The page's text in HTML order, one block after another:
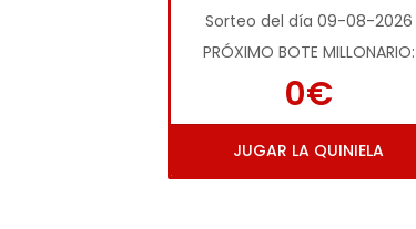
Sorteo del día 09-08-2026
PRÓXIMO BOTE MILLONARIO:
0€
JUGAR LA QUINIELA